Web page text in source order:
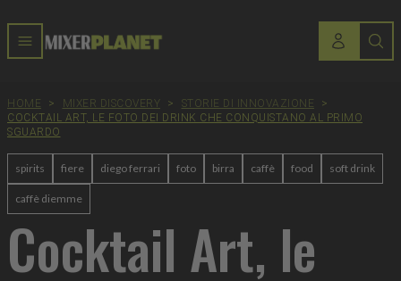
HOME > MIXER DISCOVERY > STORIE DI INNOVAZIONE
>
COCKTAIL ART, LE FOTO DEI DRINK CHE CONQUISTANO AL PRIMO
SGUARDO
spirits fiere diego ferrari foto birra caffè food soft drink
caffè diemme
Cocktail Art, le